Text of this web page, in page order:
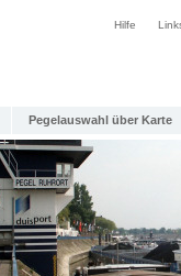
Hilfe
Pegelauswahl über Karte